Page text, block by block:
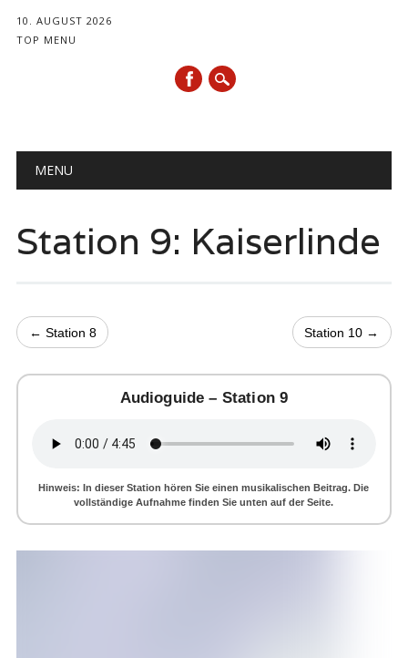
10. AUGUST 2026
TOP MENU
Hauptmenü
MENU
Station 9: Kaiserlinde
← Station 8 Station 10 →
Audioguide – Station 9
Hinweis: In dieser Station hören Sie einen musikalischen Beitrag. Die
vollständige Aufnahme finden Sie unten auf der Seite.